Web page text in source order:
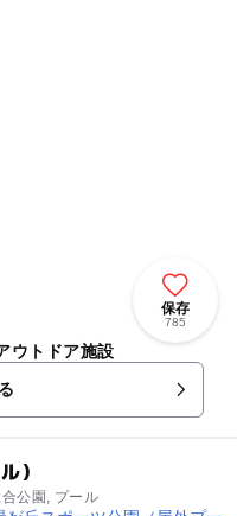
保存
785
ウトドア施設
）
公園, プール